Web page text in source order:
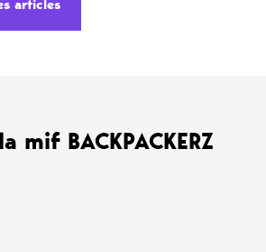
articles
mif BACKPACKERZ